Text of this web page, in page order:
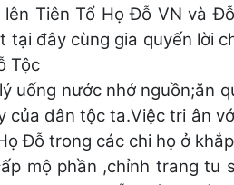
Tiên Tổ Họ Đỗ VN và
tại đây cùng gia quyến lời
Tộc
uống nước nhớ nguồn;ăn
của dân tộc ta.Việc tri ân
Đỗ trong các chi họ ở
mộ phần ,chỉnh trang tu